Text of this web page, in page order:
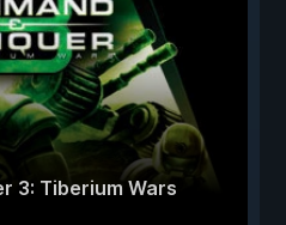
3: Tiberium Wars